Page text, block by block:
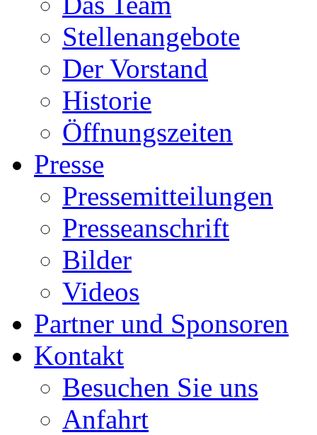
Stellenangebote
Der Vorstand
Historie
Öffnungszeiten
Presse
Pressemitteilungen
Presseanschrift
Bilder
Videos
Partner und Sponsoren
Kontakt
Besuchen Sie uns
Anfahrt